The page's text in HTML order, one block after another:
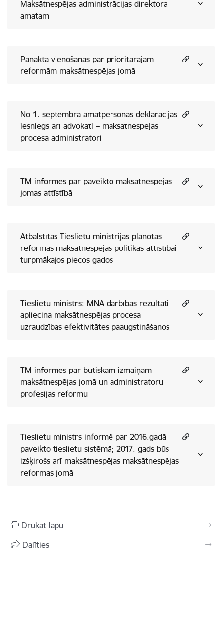
Maksātnespējas administrācijas direktora
amatam
Panākta vienošanās par prioritārajām
reformām maksātnespējas jomā
No 1. septembra amatpersonas deklarācijas
iesniegs arī advokāti – maksātnespējas
procesa administratori
TM informēs par paveikto maksātnespējas
jomas attīstībā
Atbalstītas Tieslietu ministrijas plānotās
reformas maksātnespējas politikas attīstībai
turpmākajos piecos gados
Tieslietu ministrs: MNA darbības rezultāti
apliecina maksātnespējas procesa
uzraudzības efektivitātes paaugstināšanos
TM informēs par būtiskām izmaiņām
maksātnespējas jomā un administratoru
profesijas reformu
Tieslietu ministrs informē par 2016.gadā
paveikto tieslietu sistēmā; 2017. gads būs
izšķirošs arī maksātnespējas maksātnespējas
reformas jomā
Drukāt lapu
Dalīties